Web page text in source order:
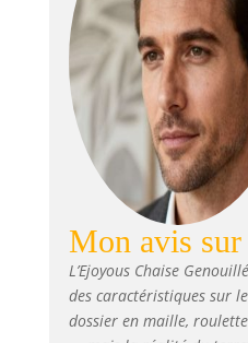
dossier en
parfaitement le
dos, offrant un
pour les
assises. Cette
ergonomique
inconforts liés
assise
ainsi votre
votre
Optimisée :
roulettes en
amovibles
degrés, cette
aisément
Mon avis
L’Ejoyous Chaise
des caractéristiques sur
dossier en maille,